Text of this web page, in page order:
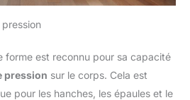
forme est reconnu pour sa capacité
pression sur le corps. Cela est
pour les hanches, les épaules et le